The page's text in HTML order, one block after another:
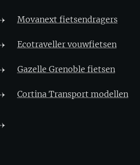
Movanext fietsendragers
Ecotraveller vouwfietsen
Gazelle Grenoble fietsen
Cortina Transport modellen